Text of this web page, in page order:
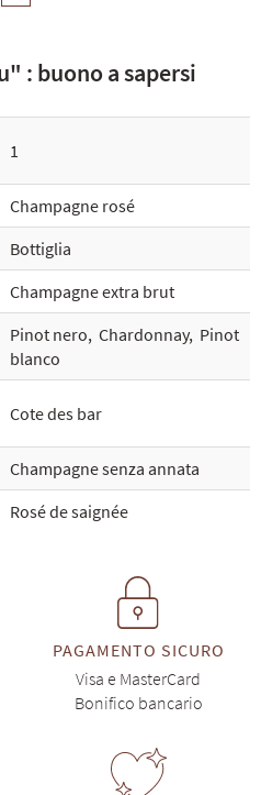
: buono a sapersi
1
Champagne rosé
Bottiglia
Champagne extra brut
Pinot nero, Chardonnay, Pinot
blanco
Cote des bar
Champagne senza annata
Rosé de saignée
PAGAMENTO SICURO
Visa e MasterCard
Bonifico bancario